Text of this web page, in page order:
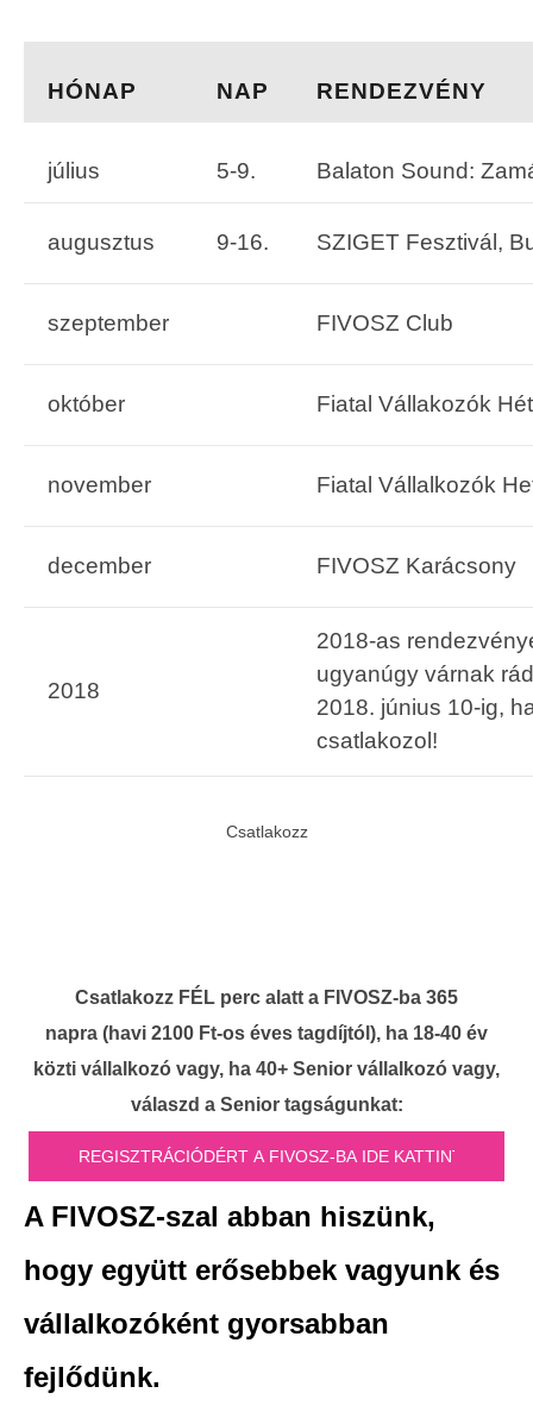
HÓNAP NAP RENDEZVÉNY
július 5-9. Balaton Sound:
augusztus 9-16. SZIGET Fesztivál,
szeptember FIVOSZ Club
október Fiatal Vállakozók
november Fiatal Vállalkozók
december FIVOSZ Karácsony
2018
2018-as
ugyanúgy várnak
2018. június 10-ig,
csatlakozol!
Csatlakozz
Csatlakozz FÉL perc alatt a FIVOSZ-ba 365
napra (havi 2100 Ft-os éves tagdíjtól), ha 18-40 év
közti vállalkozó vagy, ha 40+ Senior vállalkozó vagy,
válaszd a Senior tagságunkat:
A FIVOSZ-szal abban hiszünk,
hogy együtt erősebbek vagyunk és
vállalkozóként gyorsabban
fejlődünk.